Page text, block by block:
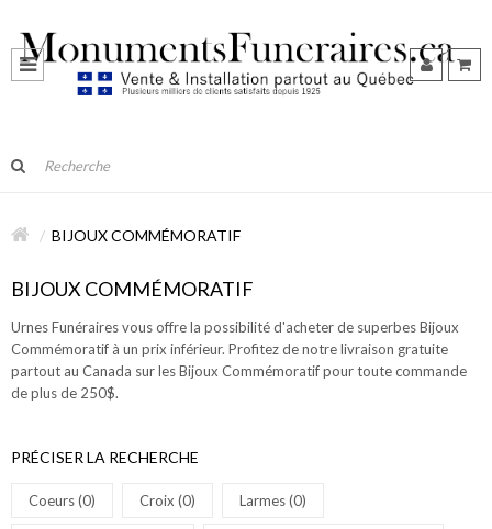
BIJOUX COMMÉMORATIF
BIJOUX COMMÉMORATIF
Urnes Funéraires vous offre la possibilité d'acheter de superbes Bijoux
Commémoratif à un prix inférieur. Profitez de notre livraison gratuite
partout au Canada sur les Bijoux Commémoratif pour toute commande
de plus de 250$.
PRÉCISER LA RECHERCHE
Coeurs (0) Croix (0) Larmes (0)